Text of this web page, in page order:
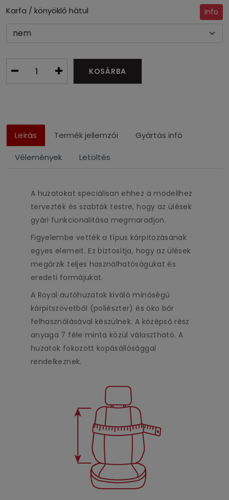
Karfa / könyöklő hátul Info
KOSÁRBA
Leírás Termék jellemzői Gyártás infó
Vélemények Letöltés
A huzatokat speciálisan ehhez a modellhez
tervezték és szabták testre, hogy az ülések
gyári funkcionalitása megmaradjon.
Figyelembe vették a típus kárpitozásának
egyes elemeit. Ez biztosítja, hogy az ülések
megőrzik teljes használhatóságukat és
eredeti formájukat.
A Royal autóhuzatok kiváló minőségű
kárpitszövetből (poliészter) és öko bőr
felhasználásával készülnek. A középső rész
anyaga 7 féle minta közül választható. A
huzatok fokozott kopásállósággal
rendelkeznek.